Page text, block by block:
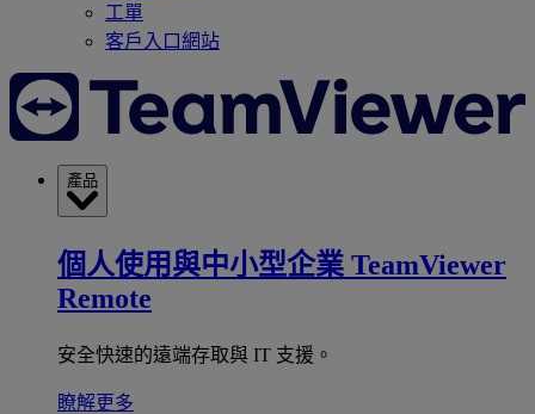
工單
客戶入口網站
產品
個人使用與中小型企業 TeamViewer
Remote
安全快速的遠端存取與 IT 支援。
瞭解更多